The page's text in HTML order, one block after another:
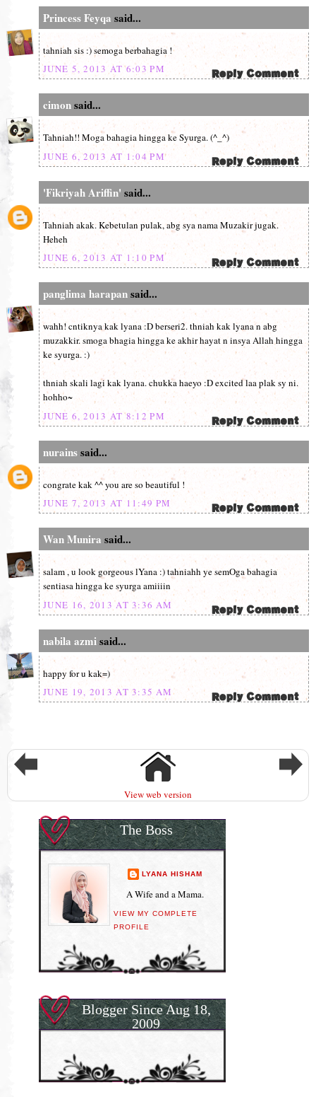
Princess Feyqa said...
tahniah sis :) semoga berbahagia !
JUNE 5, 2013 AT 6:03 PM
cimonsaid...
Tahniah!! Moga bahagia hingga ke Syurga. (^_^)
JUNE 6, 2013 AT 1:04 PM
'Fikriyah Ariffin' said...
Tahniah akak. Kebetulan pulak, abg sya nama Muzakir jugak.
Heheh
JUNE 6, 2013 AT 1:10 PM
panglima harapansaid...
wahh! cntiknya kak lyana :D berseri2. thniah kak lyana n abg
muzakkir. smoga bhagia hingga ke akhir hayat n insya Allah hingga
ke syurga. :)
thniah skali lagi kak lyana. chukka haeyo :D excited laa plak sy ni.
hohho~
JUNE 6, 2013 AT 8:12 PM
nurainssaid...
congrate kak ^^ you are so beautiful !
JUNE 7, 2013 AT 11:49 PM
Wan Munira said...
salam , u look gorgeous lYana :) tahniahh ye semOga bahagia
sentiasa hingga ke syurga amiiiin
JUNE 16, 2013 AT 3:36 AM
nabila azmisaid...
happy for u kak=)
JUNE 19, 2013 AT 3:35 AM
View web version
The Boss
LYANA HISHAM
A Wife and a Mama.
VIEW MY COMPLETE
PROFILE
Blogger Since Aug 18,
2009